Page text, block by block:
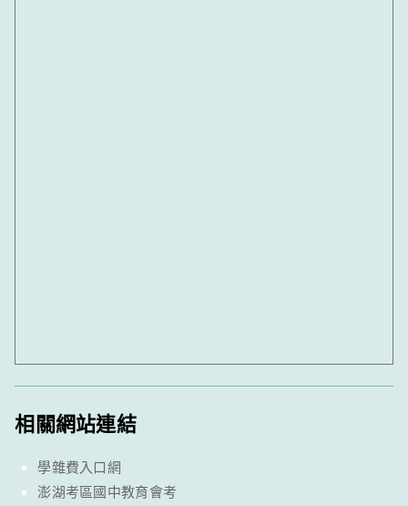
相關網站連結
學雜費入口網
澎湖考區國中教育會考